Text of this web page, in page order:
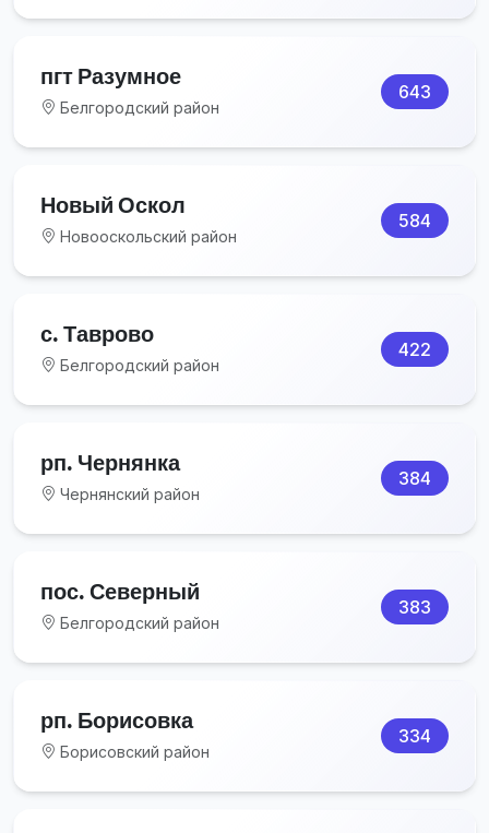
пгт Разумное
Белгородский район
643
Новый Оскол
Новооскольский район
584
с. Таврово
Белгородский район
422
рп. Чернянка
Чернянский район
384
пос. Северный
Белгородский район
383
рп. Борисовка
Борисовский район
334